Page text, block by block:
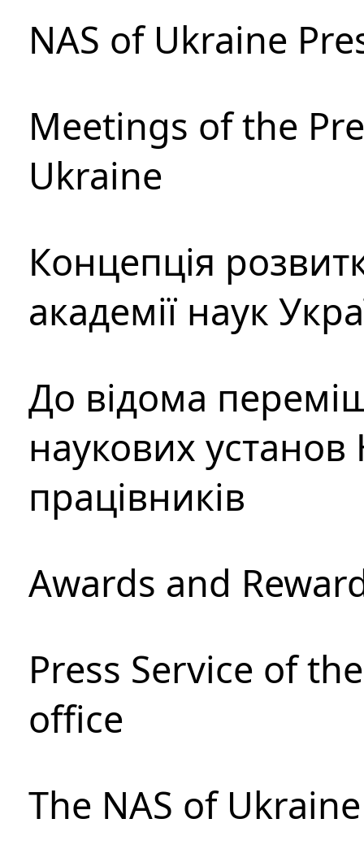
NAS of Ukraine
Meetings of the
Ukraine
Концепція
академії наук
До відома
наукових установ
працівників
Awards and
Press Service of
office
The NAS of